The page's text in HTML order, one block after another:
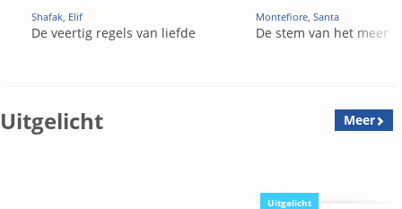
Shafak, Elif
De veertig regels van liefde
Montefiore, Santa
De stem van het meer
Uitgelicht Meer
Uitgelicht